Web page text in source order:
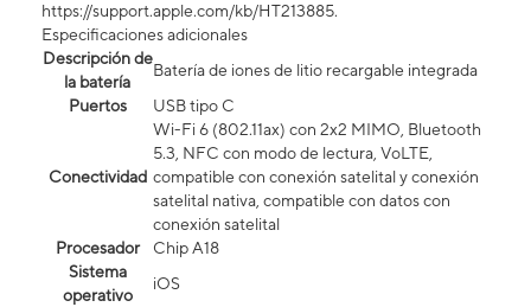
https://support.apple.com/kb/HT213885.
Especificaciones adicionales
Descripción de
la batería
Batería de iones de litio recargable integrada
Puertos
USB tipo C
Conectividad
Wi-Fi 6 (802.11ax) con 2x2 MIMO, Bluetooth
5.3, NFC con modo de lectura, VoLTE,
compatible con conexión satelital y conexión
satelital nativa, compatible con datos con
conexión satelital​​​​​​​
Procesador
Chip A18
Sistema
operativo
iOS